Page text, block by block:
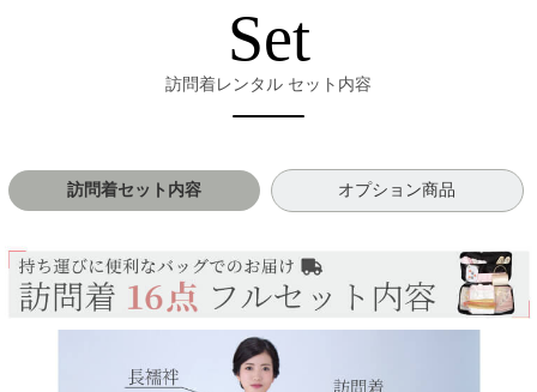
Set
訪問着レンタル セット内容
訪問着セット内容 オプション商品